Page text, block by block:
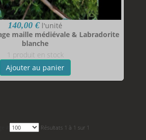
140,00 € l'unité
maille médiévale & Labradorite
blanche
1 produit en stock
Ajouter au panier
Résultats 1 à 1 sur 1